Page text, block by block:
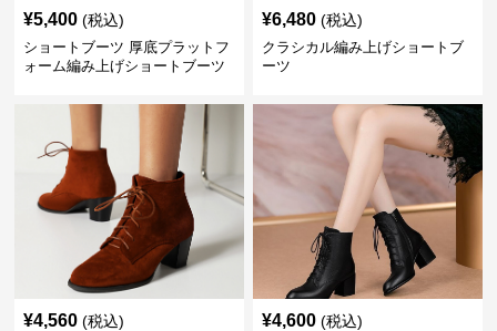
¥5,400 (税込)
ショートブーツ 厚底プラットフ
ォーム編み上げショートブーツ
¥6,480 (税込)
クラシカル編み上げショートブ
ーツ
¥4,560 (税込) ¥4,600 (税込)